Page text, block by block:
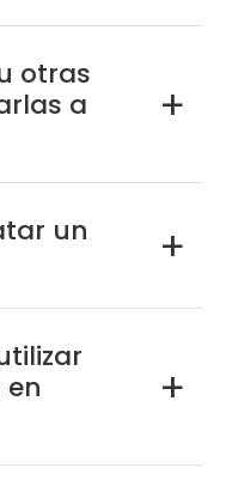
a
otras
a
a
un
a